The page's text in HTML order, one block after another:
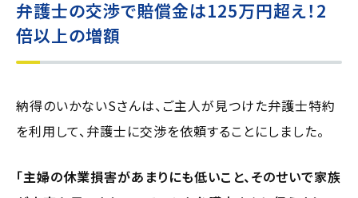
弁護士の交渉で賠償金は125万円超え！2
倍以上の増額
納得のいかないSさんは、ご主人が見つけた弁護士特約
を利用して、弁護士に交渉を依頼することにしました。
「主婦の休業損害があまりにも低いこと、そのせいで家族